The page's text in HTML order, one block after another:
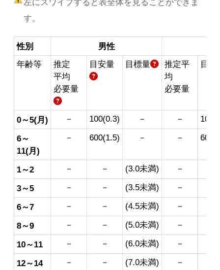
左にスワイプすると表全体を見ることができま
す。
性別 男性
年齢等
推定
平均
必要量
目安量 目標量
推定平
均
必要量
目安
0～5(月) － 100(0.3) － －
6～
11(月)
－ 600(1.5) － －
1～2 － － (3.0未満) －
3～5 － － (3.5未満) －
6～7 － － (4.5未満) －
8～9 － － (5.0未満) －
10～11 － － (6.0未満) －
12～14 － － (7.0未満) －